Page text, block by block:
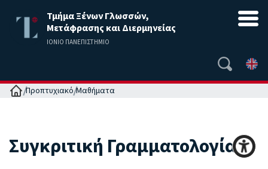
Τμήμα Ξένων Γλωσσών,
Μετάφρασης και Διερμηνείας
ΙΟΝΙΟ ΠΑΝΕΠΙΣΤΗΜΙΟ
Αρχική
Προπτυχιακό Μαθήματα
Συγκριτική Γραμματολογία